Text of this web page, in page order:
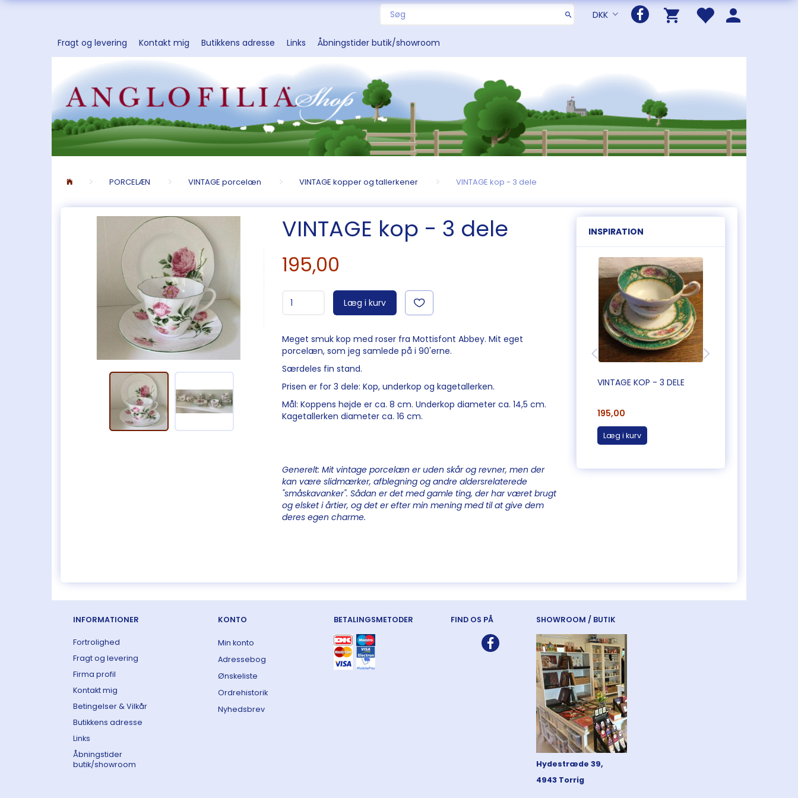
DKK
Fragt og levering Kontakt mig Butikkens adresse Links Åbningstider butik/showroom
PORCELÆN VINTAGE porcelæn VINTAGE kopper og tallerkener VINTAGE kop - 3 dele
VINTAGE kop - 3 dele
195,00
Læg i kurv
Meget smuk kop med roser fra Mottisfont Abbey. Mit eget
porcelæn, som jeg samlede på i 90'erne.
Særdeles fin stand.
Prisen er for 3 dele: Kop, underkop og kagetallerken.
Mål: Koppens højde er ca. 8 cm. Underkop diameter ca. 14,5 cm.
Kagetallerken diameter ca. 16 cm.
Generelt: Mit vintage porcelæn er uden skår og revner, men der
kan være slidmærker, afblegning og andre aldersrelaterede
"småskavanker". Sådan er det med gamle ting, der har været brugt
og elsket i årtier, og det er efter min mening med til at give dem
deres egen charme.
INSPIRATION
VINTAGE KOP - 3 DELE
195,00
Læg i kurv
INFORMATIONER
Fortrolighed
Fragt og levering
Firma profil
Kontakt mig
Betingelser & Vilkår
Butikkens adresse
Links
Åbningstider
butik/showroom
KONTO
Min konto
Adressebog
Ønskeliste
Ordrehistorik
Nyhedsbrev
BETALINGSMETODER FIND OS PÅ SHOWROOM / BUTIK
Hydestræde 39,
4943 Torrig